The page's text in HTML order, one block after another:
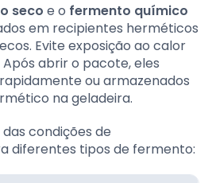
seco e o fermento químico
em recipientes herméticos
Evite exposição ao calor
abrir o pacote, eles
ou armazenados
na geladeira.
condições de
diferentes tipos de fermento: